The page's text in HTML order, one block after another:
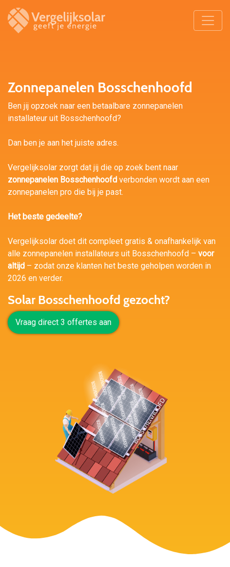
Zonnepanelen Bosschenhoofd
Ben jij opzoek naar een betaalbare zonnepanelen
installateur uit Bosschenhoofd?
Dan ben je aan het juiste adres.
Vergelijksolar zorgt dat jij die op zoek bent naar
zonnepanelen Bosschenhoofd verbonden wordt aan een
zonnepanelen pro die bij je past.
Het beste gedeelte?
Vergelijksolar doet dit compleet gratis & onafhankelijk van
alle zonnepanelen installateurs uit Bosschenhoofd – voor
altijd – zodat onze klanten het beste geholpen worden in
2026 en verder.
Solar Bosschenhoofd gezocht?
Vraag direct 3 offertes aan